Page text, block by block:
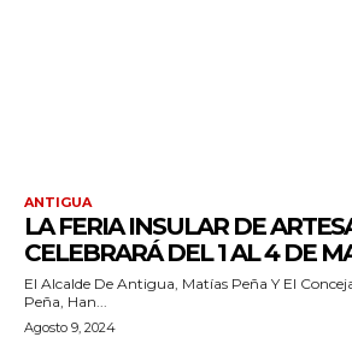
ANTIGUA
LA FERIA INSULAR DE
CELEBRARÁ DEL 1 AL 4 DE
El Alcalde De Antigua, Matías Peña Y El
Peña, Han...
Agosto 9, 2024